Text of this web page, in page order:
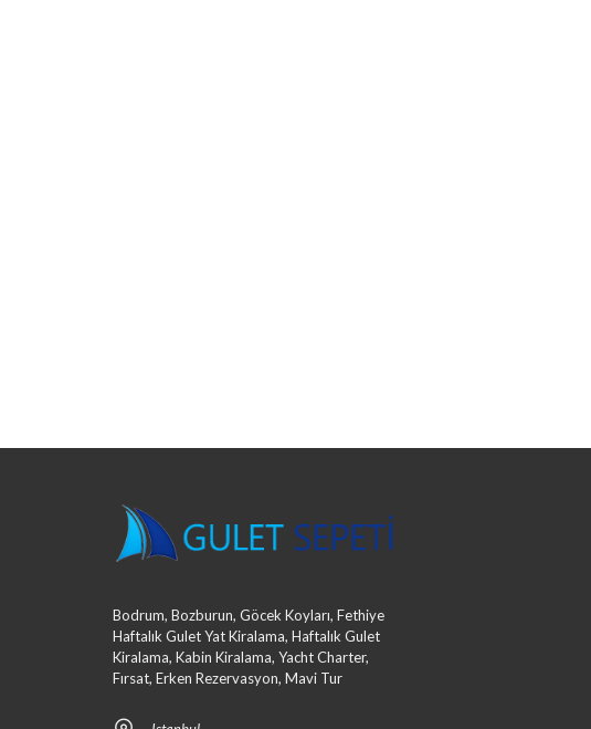
Bodrum, Bozburun, Göcek Koyları, Fethiye
Haftalık Gulet Yat Kiralama, Haftalık Gulet
Kiralama, Kabin Kiralama, Yacht Charter,
Fırsat, Erken Rezervasyon, Mavi Tur